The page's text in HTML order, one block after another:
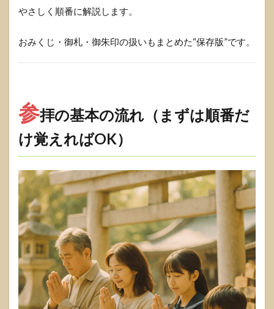
順
手
水・
二拝
賽
銭・
参道
マナ
1.1
参拝
の基
本の
流れ
（ま
ずは
順番
だけ
覚え
れば
OK）
やさしく順番に解説します。
おみくじ・御札・御朱印の扱いもまとめた“保存版”です。
参拝の基本の流れ（まずは順番だ
け覚えればOK）